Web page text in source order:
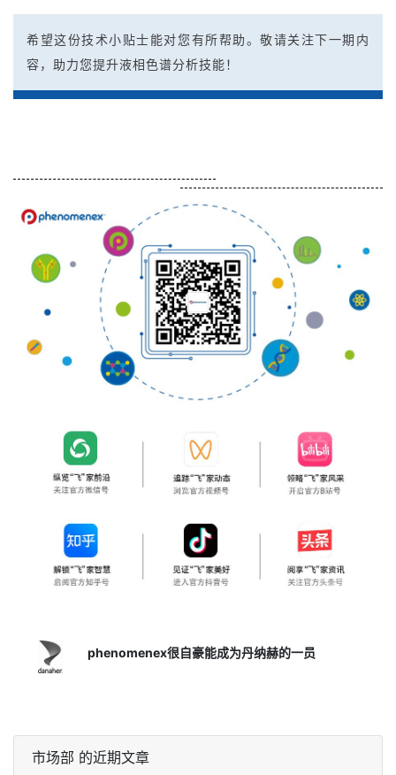
希望这份技术小贴士能对您有所帮助。敬请关注下一期内
容，助力您提升液相色谱分析技能！
phenomenex很自豪能成为丹纳赫的一员
市场部 的近期文章